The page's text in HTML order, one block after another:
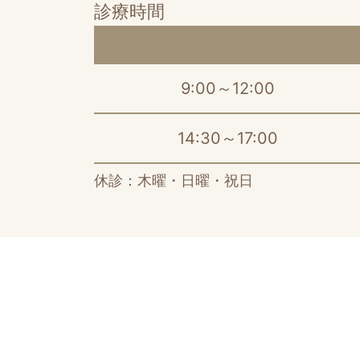
診療時間
9:00～12:00
14:30～17:00
休診：木曜・日曜・祝日